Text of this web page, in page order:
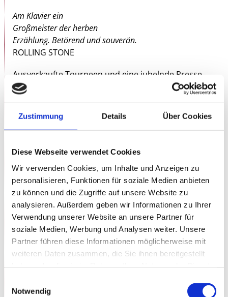
Zustimmung Details Über Cookies
Diese Webseite verwendet Cookies
Wir verwenden Cookies, um Inhalte und Anzeigen zu
personalisieren, Funktionen für soziale Medien anbieten
zu können und die Zugriffe auf unsere Website zu
analysieren. Außerdem geben wir Informationen zu Ihrer
Verwendung unserer Website an unsere Partner für
soziale Medien, Werbung und Analysen weiter. Unsere
Partner führen diese Informationen möglicherweise mit
weiteren Daten zusammen, die Sie ihnen bereitgestellt
Notwendig
Am Klavier ein
Großmeister der herben
Erzählung. Betörend und souverän.
ROLLING STONE
Ausverkaufte Tourneen und eine jubelnde Presse.
In wenigen Jahren führte
, Kopf und
Fortuna
Ehrenfeld
, sein Projekt vom mäßig besuchten
Kneipenkonzert in die ausverkaufte Kölner
Mit seiner eigenwilligen Poesie und
vollkommen eigenständiges Genre geschaffen. Bei
seltenen Solokonzerten führt Bechler uns zurück in
sein Arbeitszimmer zu seinem Klavier, wo die Lieder
für Fortuna entstehen, bevor er sie mit seiner
spielwütigen Band durch den Wolf dreht. InSolo am
Klavier öffnen sich stille, tiefe Räume – Texte und
seine unverwechselbare Stimme treten in den
Vordergrund.
und musikalischen Widerständigkeiten“ mit dem